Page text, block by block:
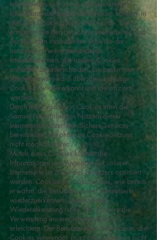
Internetseiten und Server dem konkreten
Internetbrowser zugeordnet werden können, in
dem das Cookie gespeichert wurde. Dies
ermöglicht es den besuchten Internetseiten und
Servern, den individuellen Browser der
betroffenen Person von anderen
Internetbrowsern, die andere Cookies
enthalten, zu unterscheiden. Ein bestimmter
Internetbrowser kann über die eindeutige
Cookie-ID wiedererkannt und identifiziert
werden.
Durch den Einsatz von Cookies kann die
Samsel Fotografie den Nutzern dieser
Internetseite nutzerfreundlichere Services
bereitstellen, die ohne die Cookie-Setzung
nicht möglich wären.
Mittels eines Cookies können die
Informationen und Angebote auf unserer
Internetseite im Sinne des Benutzers optimiert
werden. Cookies ermöglichen uns, wie bereits
erwähnt, die Benutzer unserer Internetseite
wiederzuerkennen. Zweck dieser
Wiedererkennung ist es, den Nutzern die
Verwendung unserer Internetseite zu
erleichtern. Der Benutzer einer Internetseite, die
Cookies verwendet, muss beispielsweise nicht